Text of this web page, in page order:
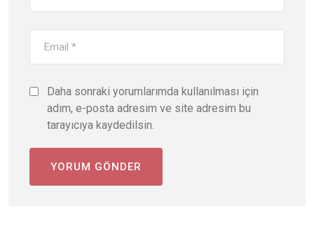
Daha sonraki yorumlarımda kullanılması için
adım, e-posta adresim ve site adresim bu
tarayıcıya kaydedilsin.